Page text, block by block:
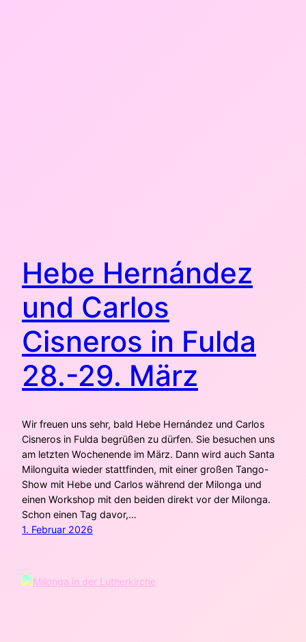
Hebe Hernández
und Carlos
Cisneros in Fulda
28.-29. März
Wir freuen uns sehr, bald Hebe Hernández und Carlos
Cisneros in Fulda begrüßen zu dürfen. Sie besuchen uns
am letzten Wochenende im März. Dann wird auch Santa
Milonguita wieder stattfinden, mit einer großen Tango-
Show mit Hebe und Carlos während der Milonga und
einen Workshop mit den beiden direkt vor der Milonga.
Schon einen Tag davor,…
1. Februar 2026